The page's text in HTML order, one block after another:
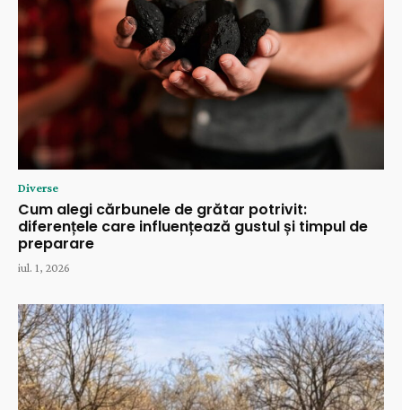
Diverse
Cum alegi cărbunele de grătar potrivit:
diferențele care influențează gustul și timpul de
preparare
iul. 1, 2026